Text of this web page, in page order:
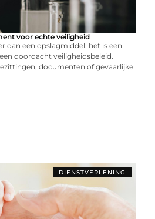
voor echte veiligheid
dan een opslagmiddel: het is een
doordacht veiligheidsbeleid.
documenten of gevaarlijke
DIENSTVERLENING